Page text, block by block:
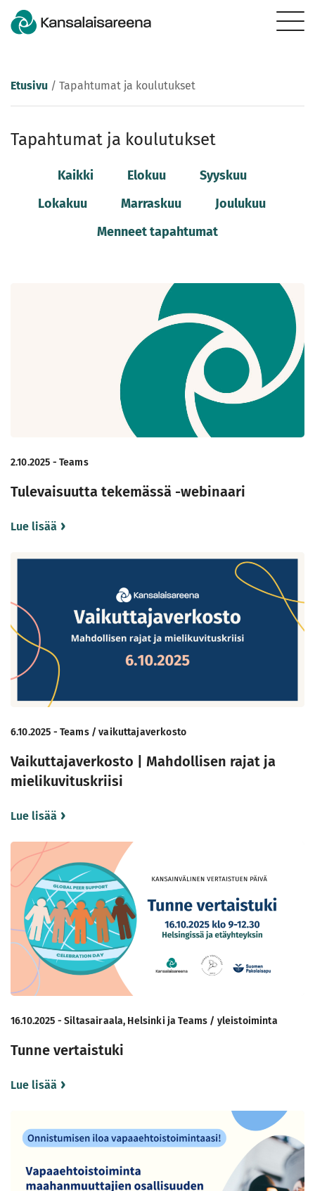
Etusivu / Tapahtumat ja koulutukset
Tapahtumat ja koulutukset
Kaikki Elokuu
Syyskuu
Lokakuu
Marraskuu
Joulukuu
Menneet tapahtumat
2.10.2025 - Teams
Tulevaisuutta tekemässä -webinaari
Lue lisää
6.10.2025 - Teams / vaikuttajaverkosto
Vaikuttajaverkosto | Mahdollisen rajat ja
mielikuvituskriisi
Lue lisää
16.10.2025 - Siltasairaala, Helsinki ja Teams / yleistoiminta
Tunne vertaistuki
Lue lisää